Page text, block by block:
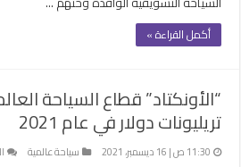
أكمل القراءة »
تريليونات دولار في عام 2021
11:30 ص | 16 ديسمبر، 2021 سياحة عالمية